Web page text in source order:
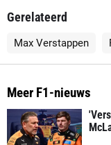
Gerelateerd
Max Verstappen
Meer F1-nieuws